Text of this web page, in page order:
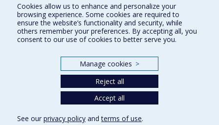
Find us
Site map
Accessibility
Cookies allow us to enhance and personalize your
browsing experience. Some cookies are required to
ensure the website’s functionality and security, while
others remember your preferences. By accepting all, you
consent to our use of cookies to better serve you.
Manage cookies >
Reject all
Accept all
See our privacy policy andterms of use.